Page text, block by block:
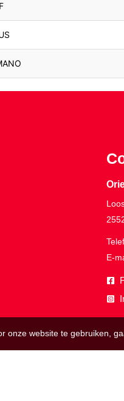
E-
onze website te gebruiken,